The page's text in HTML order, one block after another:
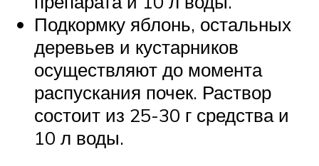
Подкормку яблонь, остальных
деревьев и кустарников
осуществляют до момента
распускания почек. Раствор
состоит из 25-30 г средства и
10 л воды.